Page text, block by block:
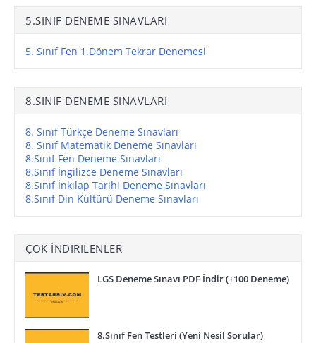
5.SINIF DENEME SINAVLARI
5. Sınıf Fen 1.Dönem Tekrar Denemesi
8.SINIF DENEME SINAVLARI
8. Sınıf Türkçe Deneme Sınavları
8. Sınıf Matematik Deneme Sınavları
8.Sınıf Fen Deneme Sınavları
8.Sınıf İngilizce Deneme Sınavları
8.Sınıf İnkılap Tarihi Deneme Sınavları
8.Sınıf Din Kültürü Deneme Sınavları
ÇOK İNDIRILENLER
LGS Deneme Sınavı PDF İndir (+100 Deneme)
8.Sınıf Fen Testleri (Yeni Nesil Sorular)